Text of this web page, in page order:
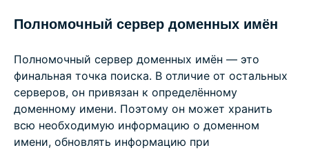
Полномочный сервер доменных имён
Полномочный сервер доменных имён — это
финальная точка поиска. В отличие от остальных
серверов, он привязан к определённому
доменному имени. Поэтому он может хранить
всю необходимую информацию о доменном
имени, обновлять информацию при